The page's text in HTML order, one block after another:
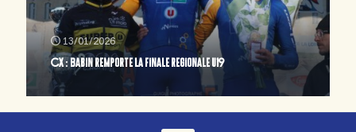
13/01/2026
CX : Babin remporte la finale regionale U19